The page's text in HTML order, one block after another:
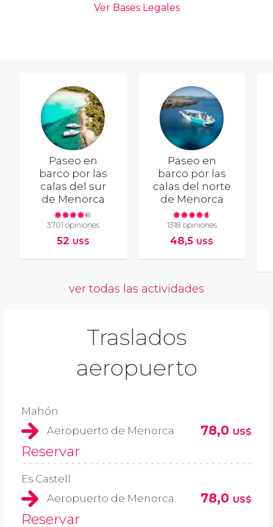
Paseo en
barco por las
calas del sur
de Menorca
3701 opiniones
52 US$
Paseo en
barco por las
calas del norte
de Menorca
1318 opiniones
48,5 US$
ver todas las actividades
Traslados
aeropuerto
Mahón
Aeropuerto de Menorca
78,0 US$
Reservar
Es Castell
Aeropuerto de Menorca
78,0 US$
Reservar